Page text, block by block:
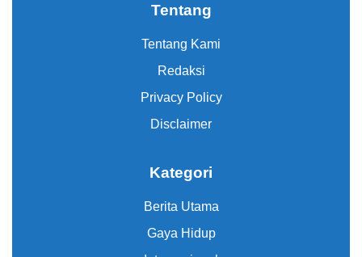
Tentang
Tentang Kami
Redaksi
Privacy Policy
Disclaimer
Kategori
Berita Utama
Gaya Hidup